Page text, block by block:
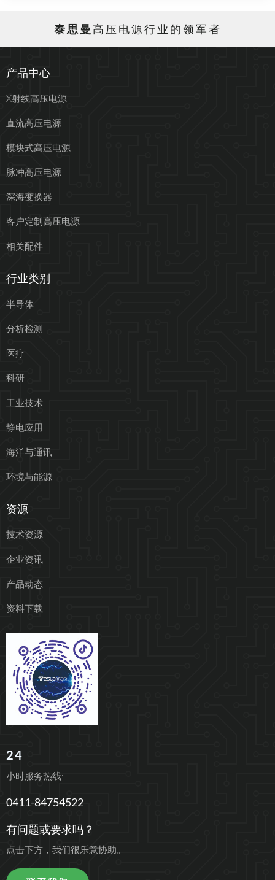
泰思曼 高压电源行业的领军者
产品中心
X射线高压电源
直流高压电源
模块式高压电源
脉冲高压电源
深海变换器
客户定制高压电源
相关配件
行业类别
半导体
分析检测
医疗
科研
工业技术
静电应用
海洋与通讯
环境与能源
资源
技术资源
企业资讯
产品动态
资料下载
24
小时服务热线:
0411-84754522
有问题或要求吗？
点击下方，我们很乐意协助。